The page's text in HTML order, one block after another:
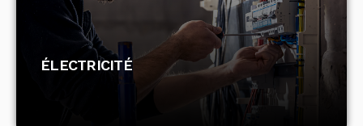
ÉLECTRICITÉ
ÉLECTRICITÉ